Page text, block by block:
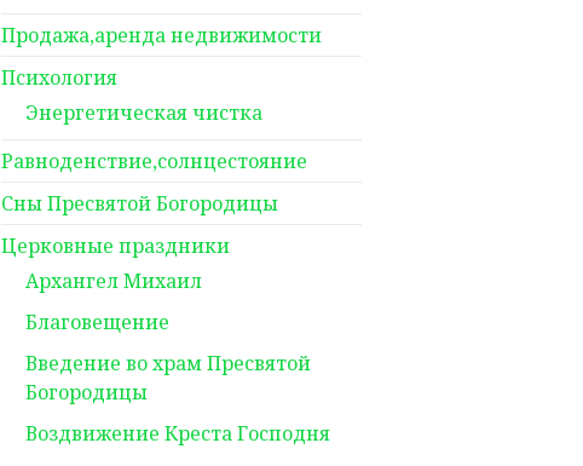
Продажа,аренда недвижимости
Психология
Энергетическая чистка
Равноденствие,солнцестояние
Сны Пресвятой Богородицы
Церковные праздники
Архангел Михаил
Благовещение
Введение во храм Пресвятой
Богородицы
Воздвижение Креста Господня